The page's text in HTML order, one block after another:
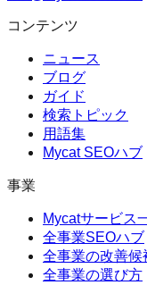
コンテンツ
ニュース
ブログ
ガイド
検索トピック
用語集
Mycat SEOハブ
事業
Mycatサービス
全事業SEOハブ
全事業の改善候
全事業の選び方